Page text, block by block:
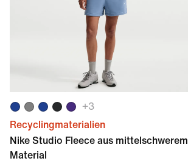
+3
Recyclingmaterialien
Nike Studio Fleece aus mittelschwerem
Material